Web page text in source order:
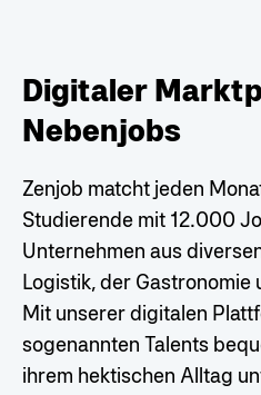
Digitaler
Nebenjobs
Zenjob matcht jeden
Studierende mit 12.000
Unternehmen aus
Logistik, der Gastronomie
Mit unserer digitalen
sogenannten Talents
ihrem hektischen Alltag